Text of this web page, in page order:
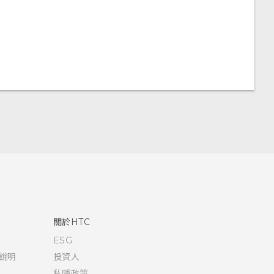
明
關於HTC
ESG
投資人